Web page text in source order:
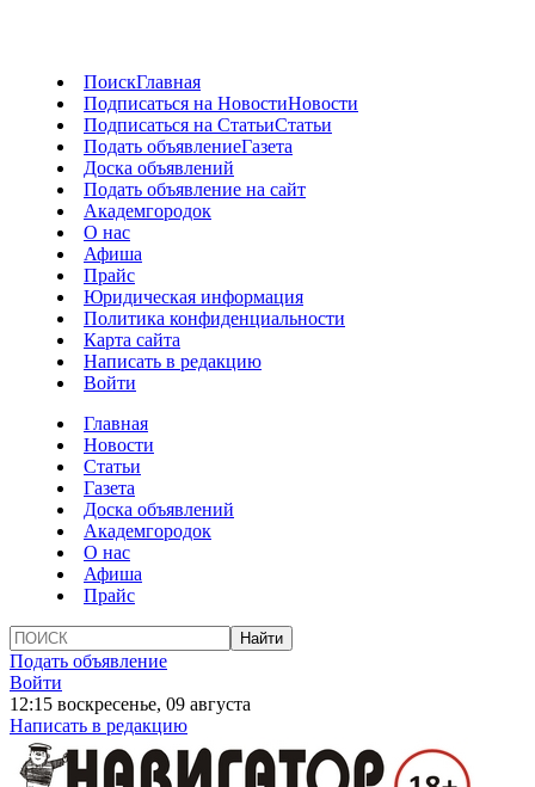
ПоискГлавная
Подписаться на НовостиНовости
Подписаться на СтатьиСтатьи
Подать объявлениеГазета
Доска объявлений
Подать объявление на сайт
Академгородок
О нас
Афиша
Прайс
Юридическая информация
Политика конфиденциальности
Карта сайта
Написать в редакцию
Войти
Главная
Новости
Статьи
Газета
Доска объявлений
Академгородок
О нас
Афиша
Прайс
Подать объявление
Войти
12:15 воскресенье, 09 августа
Написать в редакцию